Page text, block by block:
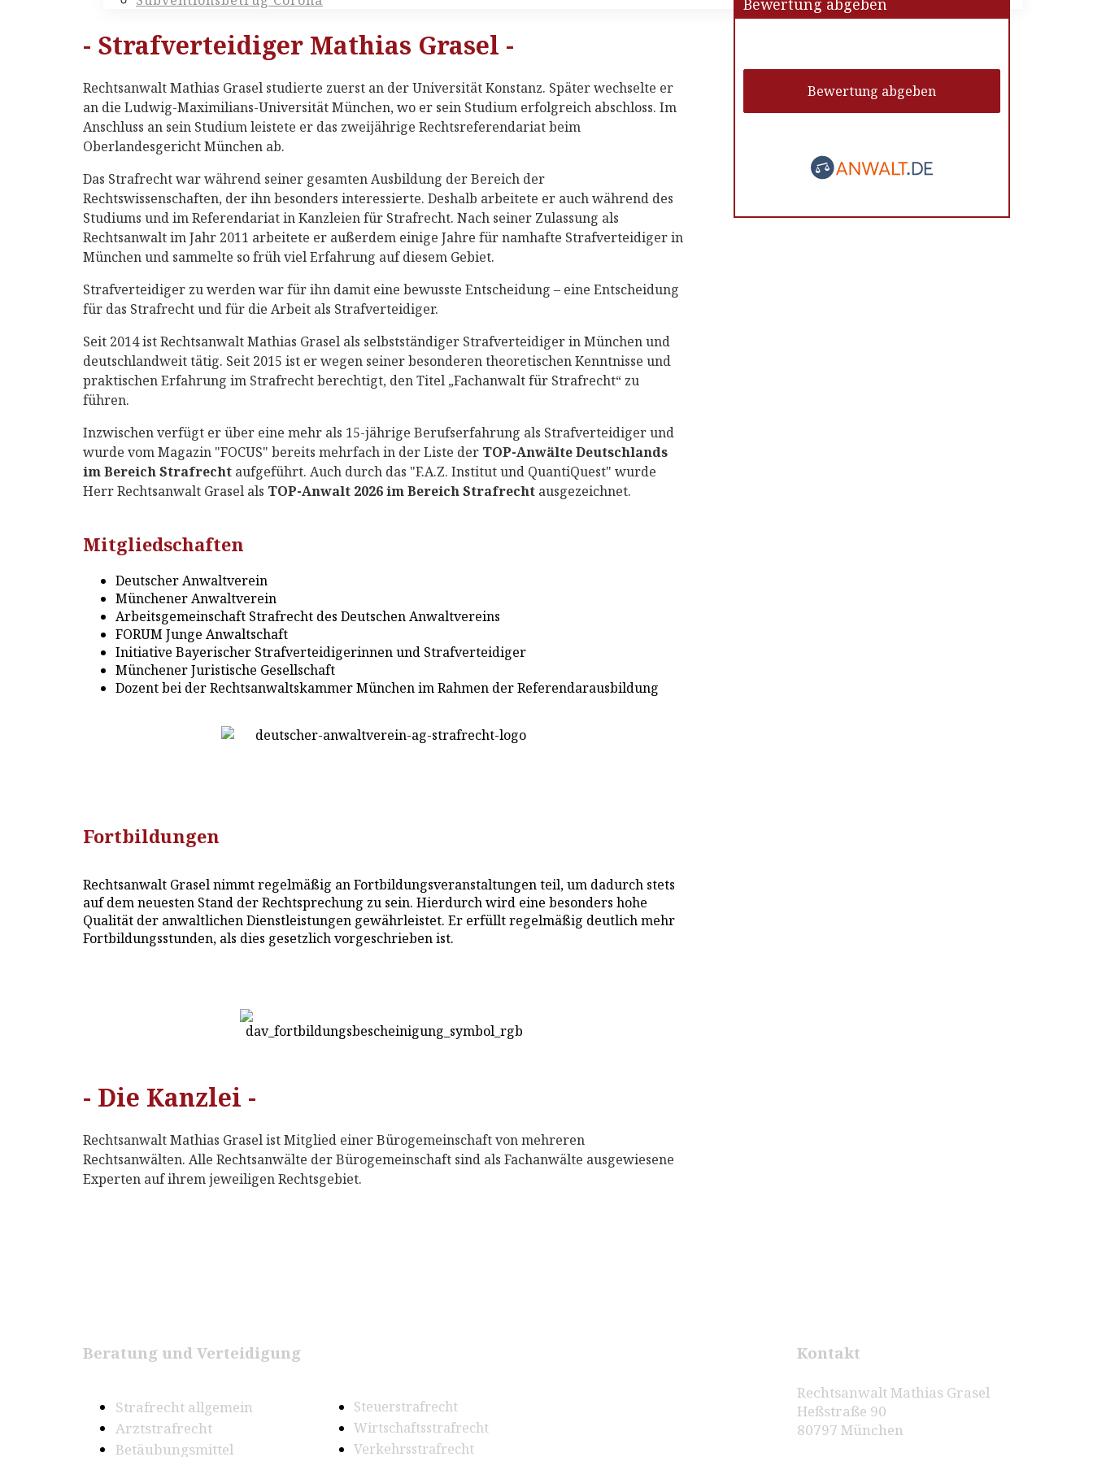
- Straf­verteidiger Mathias Grasel -
Rechtsanwalt Mathias Grasel studierte zuerst an der Universität Konstanz. Später wechselte er
an die Ludwig-Maximilians-Universität München, wo er sein Studium erfolgreich abschloss. Im
Anschluss an sein Studium leistete er das zweijährige Rechtsreferendariat beim
Oberlandesgericht München ab.
Das Strafrecht war während seiner gesamten Ausbildung der Bereich der
Rechtswissenschaften, der ihn besonders interessierte. Deshalb arbeitete er auch während des
Studiums und im Referendariat in Kanzleien für Strafrecht. Nach seiner Zulassung als
Rechtsanwalt im Jahr 2011 arbeitete er außerdem einige Jahre für namhafte Strafverteidiger in
München und sammelte so früh viel Erfahrung auf diesem Gebiet.
Strafverteidiger zu werden war für ihn damit eine bewusste Entscheidung – eine Entscheidung
für das Strafrecht und für die Arbeit als Strafverteidiger.
Seit 2014 ist Rechtsanwalt Mathias Grasel als selbstständiger Strafverteidiger in München und
deutschlandweit tätig. Seit 2015 ist er wegen seiner besonderen theoretischen Kenntnisse und
praktischen Erfahrung im Strafrecht berechtigt, den Titel „Fachanwalt für Strafrecht“ zu
führen.
Inzwischen verfügt er über eine mehr als 15-jährige Berufserfahrung als Strafverteidiger und
wurde vom Magazin "FOCUS" bereits mehrfach in der Liste der TOP-Anwälte Deutschlands
im Bereich Strafrecht aufgeführt. Auch durch das "F.A.Z. Institut und QuantiQuest" wurde
Herr Rechtsanwalt Grasel als TOP-Anwalt 2026 im Bereich Strafrecht ausgezeichnet.
Mitgliedschaften
Deutscher Anwaltverein
Münchener Anwaltverein
Arbeitsgemeinschaft Strafrecht des Deutschen Anwaltvereins
FORUM Junge Anwaltschaft
Initiative Bayerischer Strafverteidigerinnen und Strafverteidiger
Münchener Juristische Gesellschaft
Dozent bei der Rechtsanwaltskammer München im Rahmen der Referendarausbildung
Fortbildungen
Rechtsanwalt Grasel nimmt regelmäßig an Fortbildungsveranstaltungen teil, um dadurch stets
auf dem neuesten Stand der Rechtsprechung zu sein. Hierdurch wird eine besonders hohe
Qualität der anwaltlichen Dienstleistungen gewährleistet. Er erfüllt regelmäßig deutlich mehr
Fortbildungsstunden, als dies gesetzlich vorgeschrieben ist.
- Die Kanzlei -
Rechtsanwalt Mathias Grasel ist Mitglied einer Bürogemeinschaft von mehreren
Rechtsanwälten. Alle Rechtsanwälte der Bürogemeinschaft sind als Fachanwälte ausgewiesene
Experten auf ihrem jeweiligen Rechtsgebiet.
Bewertung abgeben
Bewertung abgeben
Beratung und Verteidigung
Strafrecht allgemein
Arztstrafrecht
Betäubungsmittel
Steuerstrafrecht
Wirtschaftsstrafrecht
Verkehrsstrafrecht
Kontakt
Rechtsanwalt Mathias Grasel
Heßstraße 90
80797 München